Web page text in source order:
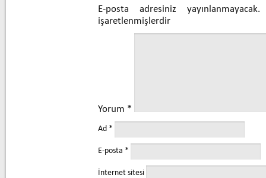
E-posta adresiniz yayınlanmayacak.
işaretlenmişlerdir
Yorum *
Ad *
E-posta *
İnternet sitesi